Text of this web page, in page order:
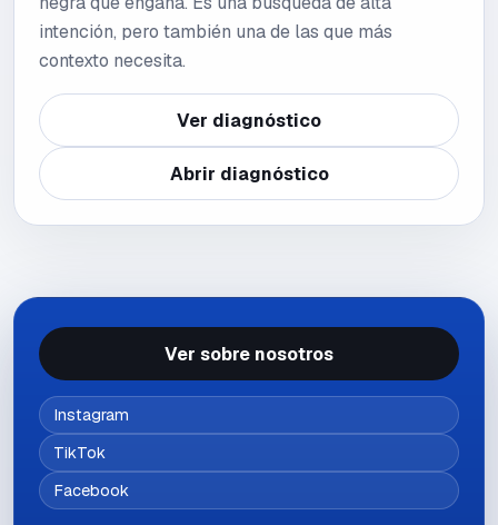
intención, pero también una de las que más
contexto necesita.
Ver diagnóstico
Abrir diagnóstico
Ver sobre nosotros
Instagram
TikTok
Facebook